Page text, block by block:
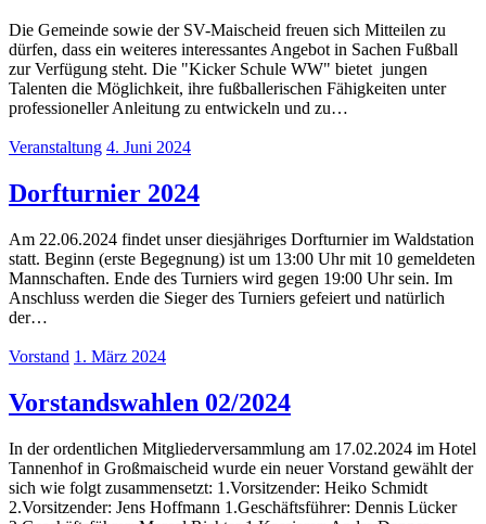
Die Gemeinde sowie der SV-Maischeid freuen sich Mitteilen zu
dürfen, dass ein weiteres interessantes Angebot in Sachen Fußball
zur Verfügung steht. Die "Kicker Schule WW" bietet jungen
Talenten die Möglichkeit, ihre fußballerischen Fähigkeiten unter
professioneller Anleitung zu entwickeln und zu…
Veranstaltung 4. Juni 2024
Dorfturnier 2024
Am 22.06.2024 findet unser diesjähriges Dorfturnier im Waldstation
statt. Beginn (erste Begegnung) ist um 13:00 Uhr mit 10 gemeldeten
Mannschaften. Ende des Turniers wird gegen 19:00 Uhr sein. Im
Anschluss werden die Sieger des Turniers gefeiert und natürlich
der…
Vorstand 1. März 2024
Vorstandswahlen 02/2024
In der ordentlichen Mitgliederversammlung am 17.02.2024 im Hotel
Tannenhof in Großmaischeid wurde ein neuer Vorstand gewählt der
sich wie folgt zusammensetzt: 1.Vorsitzender: Heiko Schmidt
2.Vorsitzender: Jens Hoffmann 1.Geschäftsführer: Dennis Lücker